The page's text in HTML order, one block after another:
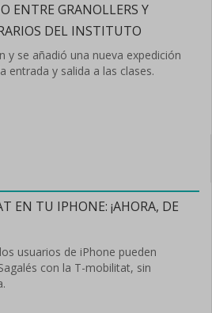
ENTRE GRANOLLERS Y
DEL INSTITUTO
y se añadió una nueva expedición
entrada y salida a las clases.
EN TU IPHONE: ¡AHORA, DE
usuarios de iPhone pueden
con la T-mobilitat, sin